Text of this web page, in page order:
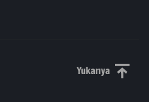
YukarıyaYukarı